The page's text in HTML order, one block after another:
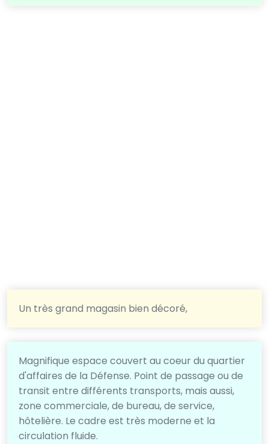
Un très grand magasin bien décoré,
Magnifique espace couvert au coeur du quartier
d'affaires de la Défense. Point de passage ou de
transit entre différents transports, mais aussi,
zone commerciale, de bureau, de service,
hôtelière. Le cadre est très moderne et la
circulation fluide.